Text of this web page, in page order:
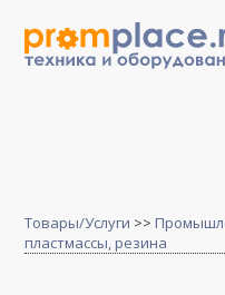
Товары/Услуги >>
пластмассы, резина